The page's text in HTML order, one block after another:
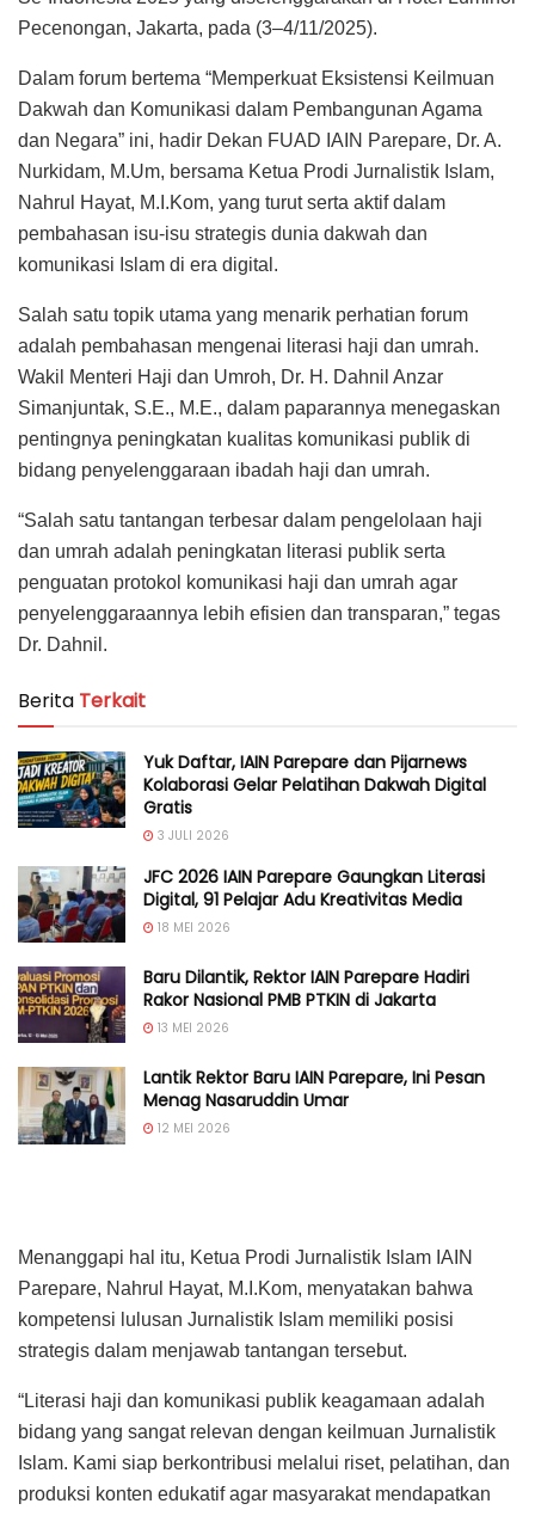
Pecenongan, Jakarta, pada (3–4/11/2025).
Dalam forum bertema “Memperkuat Eksistensi Keilmuan
Dakwah dan Komunikasi dalam Pembangunan Agama
dan Negara” ini, hadir Dekan FUAD IAIN Parepare, Dr. A.
Nurkidam, M.Um, bersama Ketua Prodi Jurnalistik Islam,
Nahrul Hayat, M.I.Kom, yang turut serta aktif dalam
pembahasan isu-isu strategis dunia dakwah dan
komunikasi Islam di era digital.
Salah satu topik utama yang menarik perhatian forum
adalah pembahasan mengenai literasi haji dan umrah.
Wakil Menteri Haji dan Umroh, Dr. H. Dahnil Anzar
Simanjuntak, S.E., M.E., dalam paparannya menegaskan
pentingnya peningkatan kualitas komunikasi publik di
bidang penyelenggaraan ibadah haji dan umrah.
“Salah satu tantangan terbesar dalam pengelolaan haji
dan umrah adalah peningkatan literasi publik serta
penguatan protokol komunikasi haji dan umrah agar
penyelenggaraannya lebih efisien dan transparan,” tegas
Dr. Dahnil.
Berita Terkait
Yuk Daftar, IAIN Parepare dan Pijarnews
Kolaborasi Gelar Pelatihan Dakwah Digital
Gratis
3 JULI 2026
JFC 2026 IAIN Parepare Gaungkan Literasi
Digital, 91 Pelajar Adu Kreativitas Media
18 MEI 2026
Baru Dilantik, Rektor IAIN Parepare Hadiri
Rakor Nasional PMB PTKIN di Jakarta
13 MEI 2026
Lantik Rektor Baru IAIN Parepare, Ini Pesan
Menag Nasaruddin Umar
12 MEI 2026
Menanggapi hal itu, Ketua Prodi Jurnalistik Islam IAIN
Parepare, Nahrul Hayat, M.I.Kom, menyatakan bahwa
kompetensi lulusan Jurnalistik Islam memiliki posisi
strategis dalam menjawab tantangan tersebut.
“Literasi haji dan komunikasi publik keagamaan adalah
bidang yang sangat relevan dengan keilmuan Jurnalistik
Islam. Kami siap berkontribusi melalui riset, pelatihan, dan
produksi konten edukatif agar masyarakat mendapatkan